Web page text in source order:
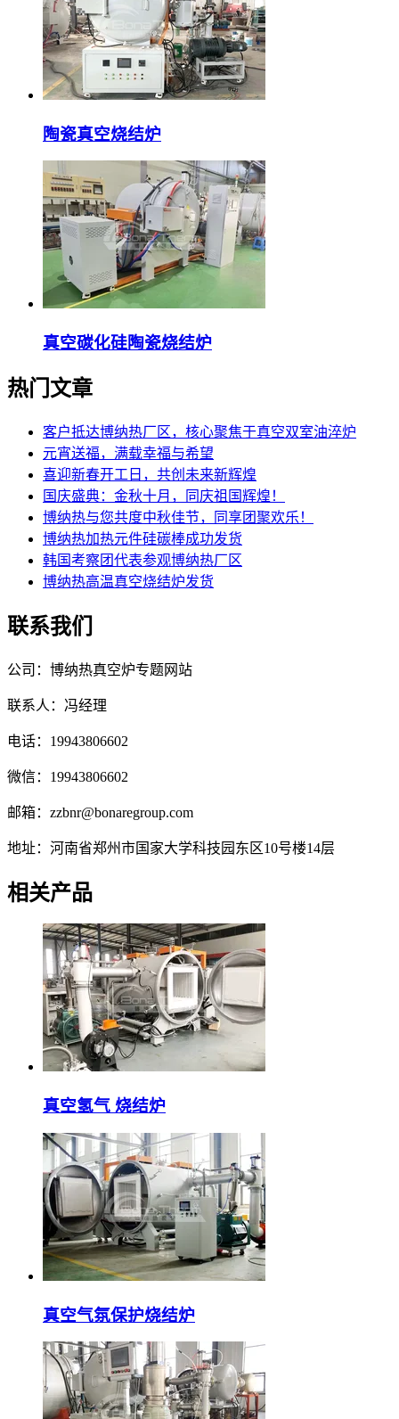
陶瓷真空烧结炉
真空碳化硅陶瓷烧结炉
热门文章
客户抵达博纳热厂区，核心聚焦于真空双室油淬炉
元宵送福，满载幸福与希望
喜迎新春开工日，共创未来新辉煌
国庆盛典：金秋十月，同庆祖国辉煌！
博纳热与您共度中秋佳节，同享团聚欢乐！
博纳热加热元件硅碳棒成功发货
韩国考察团代表参观博纳热厂区
博纳热高温真空烧结炉发货
联系我们
公司：博纳热真空炉专题网站
联系人：冯经理
电话：19943806602
微信：19943806602
邮箱：zzbnr@bonaregroup.com
地址：河南省郑州市国家大学科技园东区10号楼14层
相关产品
真空氢气 烧结炉
真空气氛保护烧结炉